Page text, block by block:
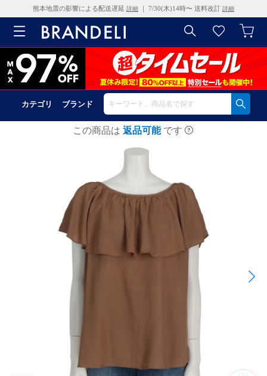
熊本地震の影響による配送遅延 詳細 ｜ 7/30(木)14時〜 送料改訂 詳細
カテゴリ ブランド
この商品は 返品可能 です